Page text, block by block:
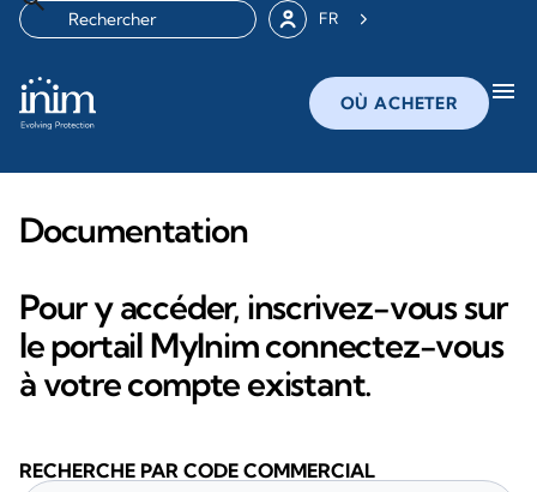
FR
OÙ ACHETER menu
Documentation
Pour y accéder, inscrivez-vous sur
le portail MyInim connectez-vous
à votre compte existant.
RECHERCHE PAR CODE COMMERCIAL